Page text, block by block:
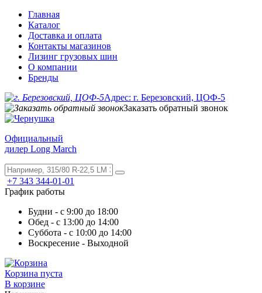
Главная
Каталог
Доставка и оплата
Контакты магазинов
Лизинг грузовых шин
О компании
Бренды
Адрес: г. Березовский, ЦОФ-5
Заказать обратный звонок
Официальный
дилер Long March
+7 343 344-01-01
График работы
Будни - с 9:00 до 18:00
Обед - с 13:00 до 14:00
Суббота - с 10:00 до 14:00
Воскресение - Выходной
Корзина пуста
В корзине